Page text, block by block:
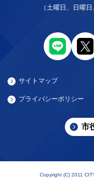
（土曜日、日曜
サイトマップ
プライバシーポリシー
市
Copyright (C) 2011